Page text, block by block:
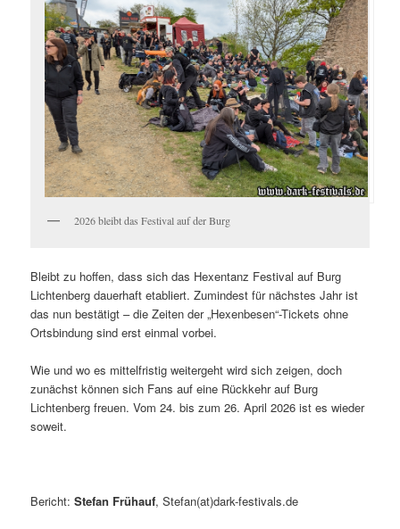
2026 bleibt das Festival auf der Burg
Bleibt zu hoffen, dass sich das Hexentanz Festival auf Burg
Lichtenberg dauerhaft etabliert. Zumindest für nächstes Jahr ist
das nun bestätigt – die Zeiten der „Hexenbesen“-Tickets ohne
Ortsbindung sind erst einmal vorbei.
Wie und wo es mittelfristig weitergeht wird sich zeigen, doch
zunächst können sich Fans auf eine Rückkehr auf Burg
Lichtenberg freuen. Vom 24. bis zum 26. April 2026 ist es wieder
soweit.
Bericht:Stefan Frühauf, Stefan(at)dark-festivals.de